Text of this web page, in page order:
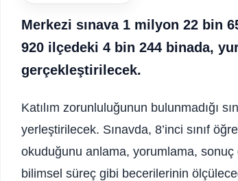
Merkezi sınava 1 milyon 22 bin
920 ilçedeki 4 bin 244 binada,
gerçekleştirilecek.
Katılım zorunluluğunun bulunmadığı
yerleştirilecek. Sınavda, 8’inci sınıf
okuduğunu anlama, yorumlama,
bilimsel süreç gibi becerilerinin